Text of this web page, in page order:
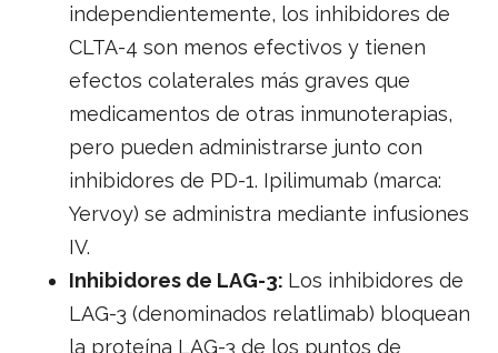
independientemente, los inhibidores de
CLTA-4 son menos efectivos y tienen
efectos colaterales más graves que
medicamentos de otras inmunoterapias,
pero pueden administrarse junto con
inhibidores de PD-1. Ipilimumab (marca:
Yervoy) se administra mediante infusiones
IV.
Inhibidores de LAG-3: Los inhibidores de
LAG-3 (denominados relatlimab) bloquean
la proteína LAG-3 de los puntos de